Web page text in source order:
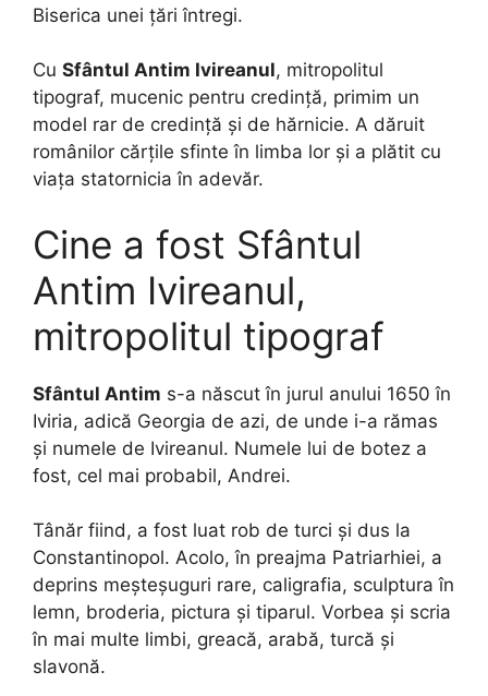
Biserica unei țări întregi.
Cu Sfântul Antim Ivireanul, mitropolitul
tipograf, mucenic pentru credință, primim un
model rar de credință și de hărnicie. A dăruit
românilor cărțile sfinte în limba lor și a plătit cu
viața statornicia în adevăr.
Cine a fost Sfântul
Antim Ivireanul,
mitropolitul tipograf
Sfântul Antim s-a născut în jurul anului 1650 în
Iviria, adică Georgia de azi, de unde i-a rămas
și numele de Ivireanul. Numele lui de botez a
fost, cel mai probabil, Andrei.
Tânăr fiind, a fost luat rob de turci și dus la
Constantinopol. Acolo, în preajma Patriarhiei, a
deprins meșteșuguri rare, caligrafia, sculptura în
lemn, broderia, pictura și tiparul. Vorbea și scria
în mai multe limbi, greacă, arabă, turcă și
slavonă.